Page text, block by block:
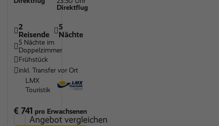
Direktflug
2
Reisende
5
Nächte
5 Nächte im
Doppelzimmer
Frühstück
inkl. Transfer vor Ort
LMX
Touristik
€ 741 pro Erwachsenen
Angebot vergleichen